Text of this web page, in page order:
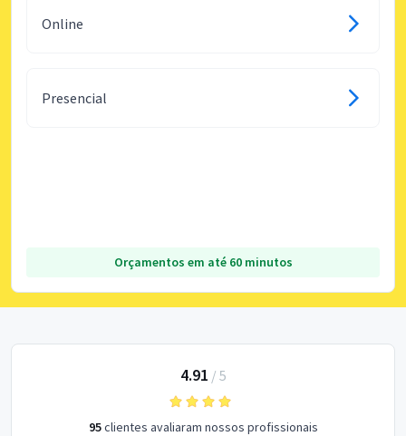
Online
Presencial
Orçamentos em até 60 minutos
4.91 / 5
95clientes avaliaram nossos profissionais